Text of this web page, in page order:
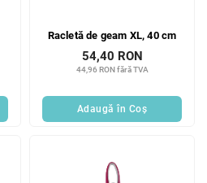
Racletă de geam XL, 40 cm
44,96 RON fără TVA
54,40 RON
Adaugă în Coş